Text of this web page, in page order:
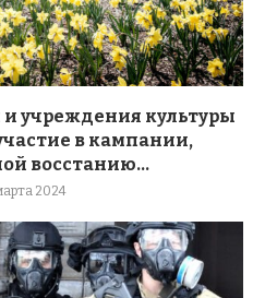
учреждения культуры
в кампании,
восстанию...
2024